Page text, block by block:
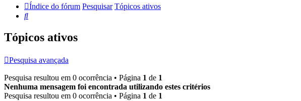
Índice do fórum Pesquisar Tópicos ativos
Pesquisar
Tópicos ativos
Pesquisa avançada
Pesquisa resultou em 0 ocorrência • Página 1 de 1
Nenhuma mensagem foi encontrada utilizando estes critérios
Pesquisa resultou em 0 ocorrência • Página 1 de 1